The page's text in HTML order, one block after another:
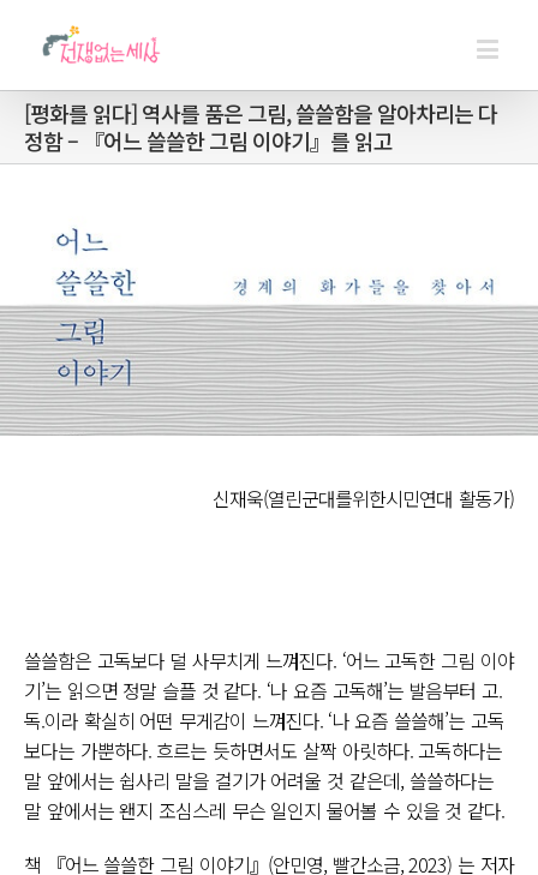
[평화를 읽다] 역사를 품은 그림, 쓸쓸함을 알아차리는 다
정함 – 『어느 쓸쓸한 그림 이야기』를 읽고
신재욱(열린군대를위한시민연대 활동가)
쓸쓸함은 고독보다 덜 사무치게 느껴진다. ‘어느 고독한 그림 이야
기’는 읽으면 정말 슬플 것 같다. ‘나 요즘 고독해’는 발음부터 고.
독.이라 확실히 어떤 무게감이 느껴진다. ‘나 요즘 쓸쓸해’는 고독
보다는 가뿐하다. 흐르는 듯하면서도 살짝 아릿하다. 고독하다는
말 앞에서는 쉽사리 말을 걸기가 어려울 것 같은데, 쓸쓸하다는
말 앞에서는 왠지 조심스레 무슨 일인지 물어볼 수 있을 것 같다.
책 『어느 쓸쓸한 그림 이야기』(안민영, 빨간소금, 2023) 는 저자